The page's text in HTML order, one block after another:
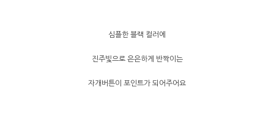
심플한 블랙 컬러에
진주빛으로 은은하게 반짝이는
자개버튼이 포인트가 되어주어요